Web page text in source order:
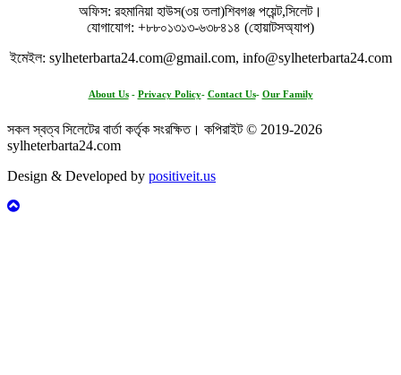
অফিস: রহমানিয়া হাউস(৩য় তলা)শিবগঞ্জ পয়েন্ট,সিলেট।
যোগাযোগ: +৮৮০১৩১৩-৬৩৮৪১৪ (হোয়াটসঅ্যাপ)
ইমেইল: sylheterbarta24.com@gmail.com, info@sylheterbarta24.com
About Us- Privacy Policy- Contact Us- Our Family
সকল স্বত্ব সিলেটের বার্তা কর্তৃক সংরক্ষিত। কপিরাইট © 2019-2026
sylheterbarta24.com
Design & Developed by positiveit.us